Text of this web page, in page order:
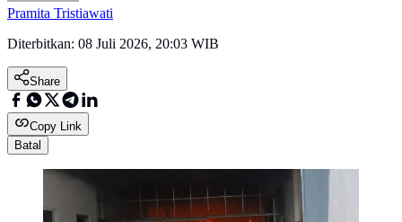
Pramita Tristiawati
Diterbitkan: 08 Juli 2026, 20:03 WIB
Share
Copy Link
Batal